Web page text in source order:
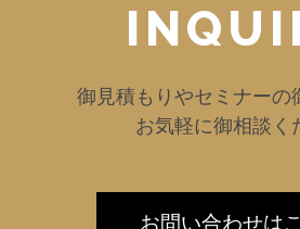
御見積もりやセミナーの
お気軽に御相談く
お問い合わせは